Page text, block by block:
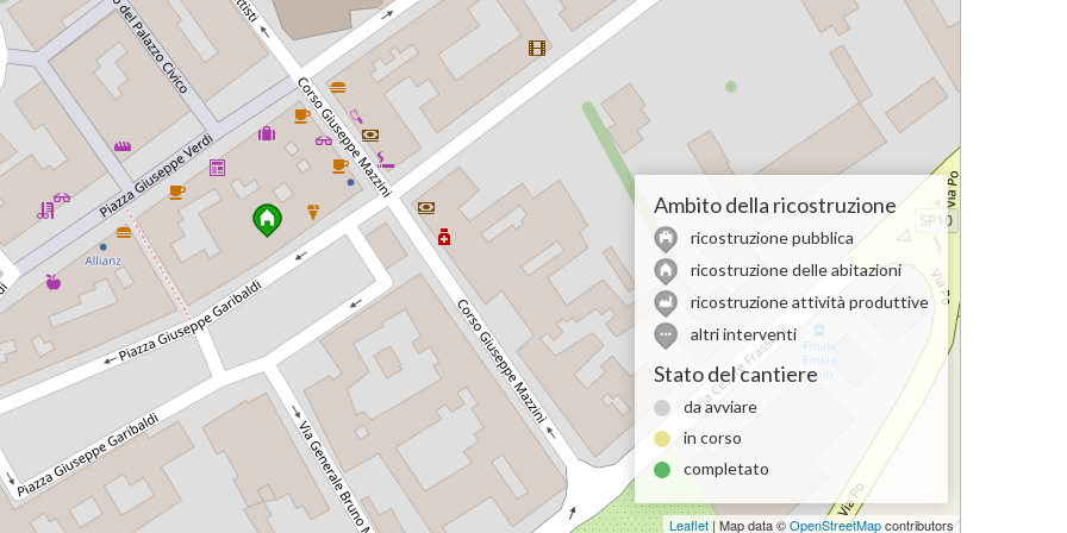
Ambito della ricostruzione
ricostruzione pubblica
ricostruzione delle abitazioni
ricostruzione attività produttive
altri interventi
Stato del cantiere
da avviare
in corso
completato
Leaflet | Map data ©OpenStreetMapcontributors